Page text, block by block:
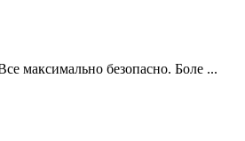
максимально безопасно. Боле ...